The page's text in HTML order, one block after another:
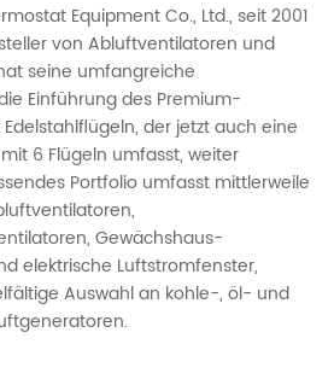
Equipment Co., Ltd., seit 2001
von Abluftventilatoren und
seine umfangreiche
Einführung des Premium-
der jetzt auch eine
6 Flügeln umfasst, weiter
Portfolio umfasst mittlerweile
Gewächshaus-
elektrische Luftstromfenster,
Auswahl an kohle-, öl- und